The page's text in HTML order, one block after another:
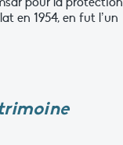
en 1954, en fut l’un